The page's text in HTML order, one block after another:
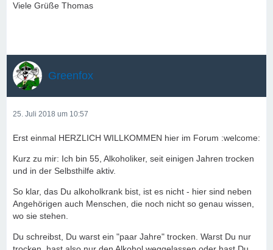
Viele Grüße Thomas
Greenfox
25. Juli 2018 um 10:57
Erst einmal HERZLICH WILLKOMMEN hier im Forum :welcome:
Kurz zu mir: Ich bin 55, Alkoholiker, seit einigen Jahren trocken
und in der Selbsthilfe aktiv.
So klar, das Du alkoholkrank bist, ist es nicht - hier sind neben
Angehörigen auch Menschen, die noch nicht so genau wissen,
wo sie stehen.
Du schreibst, Du warst ein "paar Jahre" trocken. Warst Du nur